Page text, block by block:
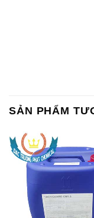
SẢN PHẨM